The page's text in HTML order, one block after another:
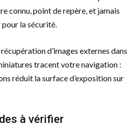
connu, point de repère, et jamais
pour la sécurité.
d’images externes dans
tracent votre navigation :
réduit la surface d’exposition sur
à vérifier